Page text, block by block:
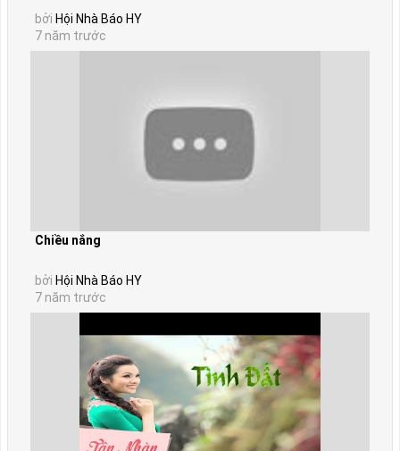
bởi Hội Nhà Báo HY
7 năm trước
Chiều nắng
bởi Hội Nhà Báo HY
7 năm trước